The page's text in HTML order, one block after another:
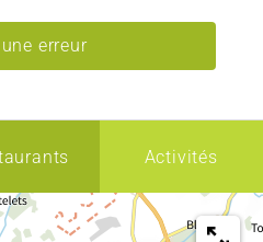
erreur
Activités